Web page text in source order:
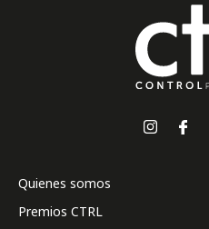
Quienes somos
Premios CTRL